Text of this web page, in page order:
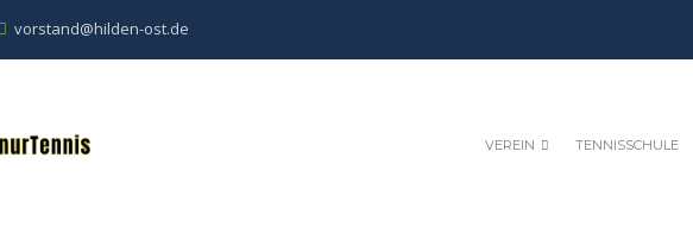
vorstand@hilden-ost.de
VEREIN TENNISSCHULE